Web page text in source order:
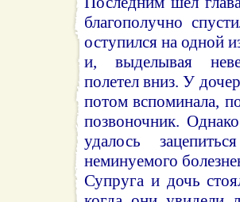
благополучно
оступился на одной
и, выделывая
полетел вниз. У
потом вспоминала,
позвоночник.
удалось
неминуемого
Супруга и дочь